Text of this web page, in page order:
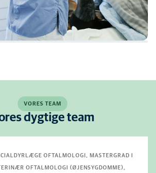
VORES TEAM
dygtige team
OFTALMOLOGI, MASTERGRAD I
OFTALMOLOGI (ØJENSYGDOMME),